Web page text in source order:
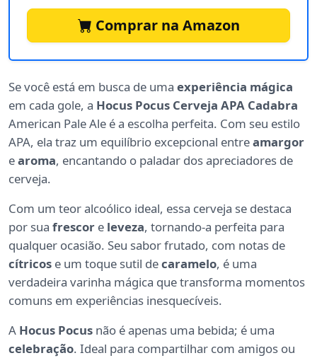
Comprar na Amazon
Se você está em busca de uma experiência mágica
em cada gole, a Hocus Pocus Cerveja APA Cadabra
American Pale Ale é a escolha perfeita. Com seu estilo
APA, ela traz um equilíbrio excepcional entreamargor
earoma, encantando o paladar dos apreciadores de
cerveja.
Com um teor alcoólico ideal, essa cerveja se destaca
por sua frescor e leveza, tornando-a perfeita para
qualquer ocasião. Seu sabor frutado, com notas de
cítricos e um toque sutil decaramelo, é uma
verdadeira varinha mágica que transforma momentos
comuns em experiências inesquecíveis.
A Hocus Pocus não é apenas uma bebida; é uma
celebração. Ideal para compartilhar com amigos ou